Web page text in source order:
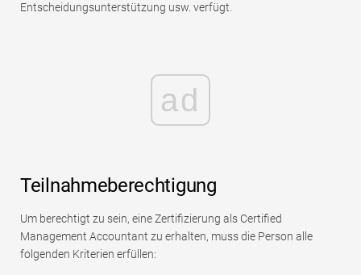
Entscheidungsunterstützung usw. verfügt.
ad
Teilnahmeberechtigung
Um berechtigt zu sein, eine Zertifizierung als Certified
Management Accountant zu erhalten, muss die Person alle
folgenden Kriterien erfüllen: